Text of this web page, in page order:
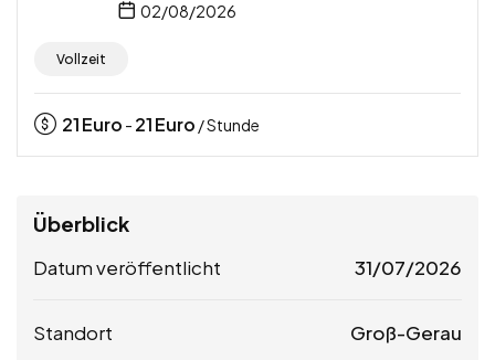
02/08/2026
Vollzeit
21Euro - 21Euro / Stunde
Überblick
Datum veröffentlicht 31/07/2026
Standort Groß-Gerau